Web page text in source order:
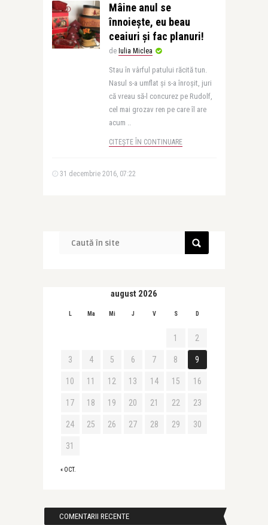
Mâine anul se
înnoiește, eu beau
ceaiuri și fac planuri!
de Iulia Miclea
Stau în vârful patului răcită tun.
Nasul s-a umflat și s-a înroșit, juri
că vreau să-l concurez pe Rudolf,
cel mai grozav ren pe care îl are
acum ..
CITEȘTE ÎN CONTINUARE
31 decembrie 2016, 07:22
august 2026
L Ma Mi J V S D
« OCT.
1 2
3 4 5 6 7 8 9
10 11 12 13 14 15 16
17 18 19 20 21 22 23
24 25 26 27 28 29 30
31
COMENTARII RECENTE